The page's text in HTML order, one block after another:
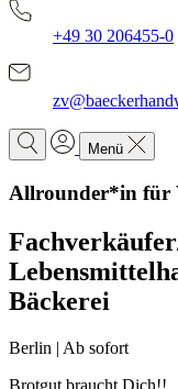
+49 30 206455-0
Menü
Allrounder*in für
Bäckerei
Berlin | Ab sofort
Brotgut braucht Dich!!